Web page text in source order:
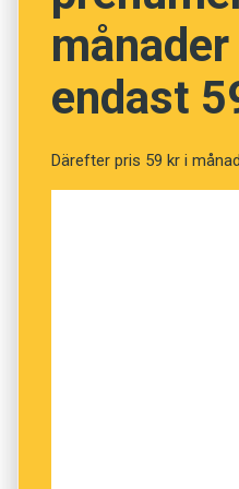
knapprade på taket
skallra tänder. Steget
ett knapp­rande på ett
särskilt långt.
endast
Därefter pris 59 kr i